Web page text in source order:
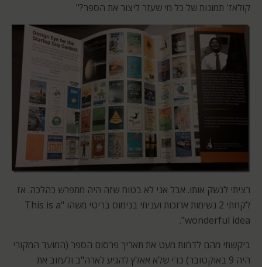
קולאז' תמונות של כל מי שעזר ליצור את הספר?"
רציתי לנשק אותו. אבל אני לא בטוח שזה היה מתפרש כהלכה. אז
לקחתי 2 נשימות ארוכות ועניתי בנימוס בריטי משהו "This is a
wonderful idea".
ביקשתי מהם לדחות מעט את תאריך פרסום הספר (המועד המקורי
היה 9 באוקטובר) כדי שלא אאלץ להגיע לארה"ב ולעזוב את